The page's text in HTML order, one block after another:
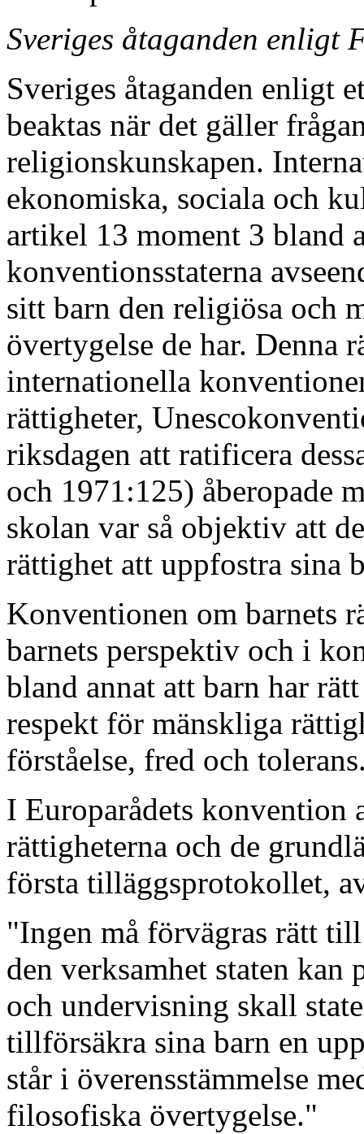
Sveriges åtaganden enligt
Sveriges åtaganden enligt
beaktas när det gäller
religionskunskapen.
ekonomiska, sociala och
artikel 13 moment 3 bland
konventionsstaterna
sitt barn den religiösa och
övertygelse de har. Denna
internationella
rättigheter,
riksdagen att ratificera
och 1971:125) åberopade
skolan var så objektiv att
rättighet att uppfostra sina
Konventionen om barnets
barnets perspektiv och i
bland annat att barn har
respekt för mänskliga
förståelse, fred och
I Europarådets konvention
rättigheterna och de
första tilläggsprotokollet,
"Ingen må förvägras rätt
den verksamhet staten kan
och undervisning skall
tillförsäkra sina barn en
står i överensstämmelse
filosofiska övertygelse."